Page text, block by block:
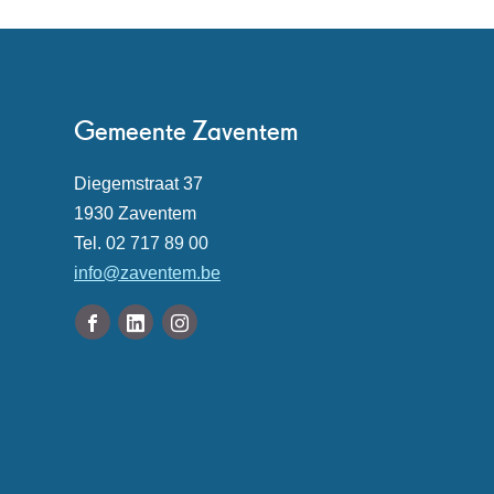
Contact
Gemeente Zaventem
Adres
Diegemstraat 37
,1930 Zaventem
Tel. 02 717 89 00
E-
mail
info@zaventem.be
VolgFacebook
LinkedinInstagram